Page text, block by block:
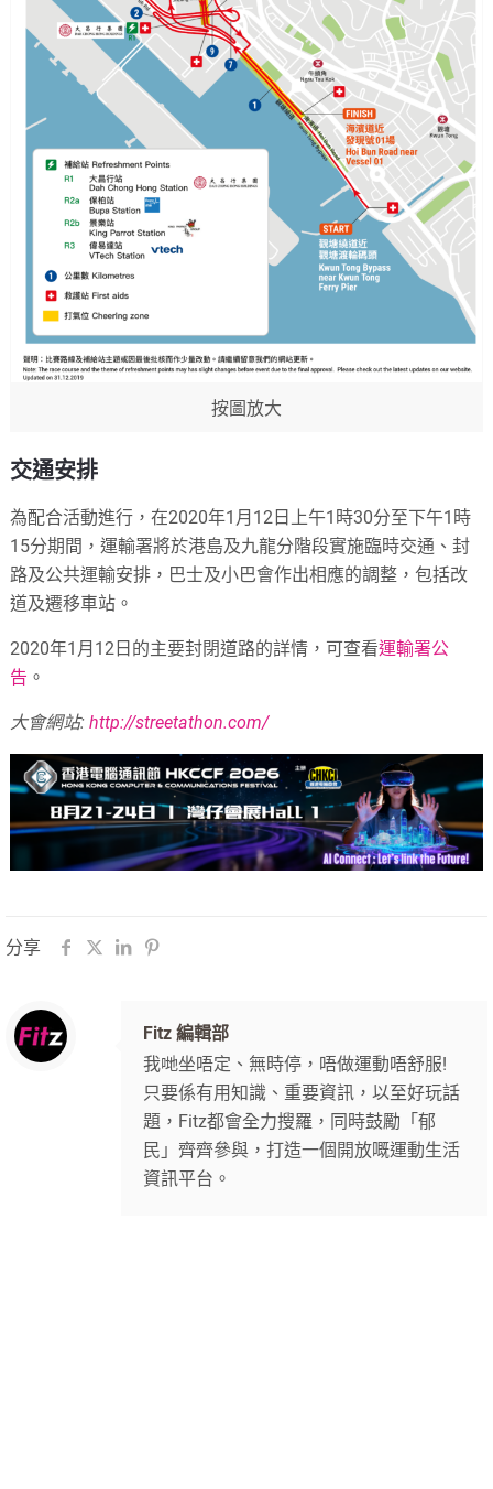
按圖放大
交通安排
為配合活動進行，在2020年1月12日上午1時30分至下午1時
15分期間，運輸署將於港島及九龍分階段實施臨時交通、封
路及公共運輸安排，巴士及小巴會作出相應的調整，包括改
道及遷移車站。
2020年1月12日的主要封閉道路的詳情，可查看運輸署公
告 。
大會網站:http://streetathon.com/
分享
Fitz 編輯部
我哋坐唔定、無時停，唔做運動唔舒服!
只要係有用知識、重要資訊，以至好玩話
題，Fitz都會全力搜羅，同時鼓勵「郁
民」齊齊參與，打造一個開放嘅運動生活
資訊平台。